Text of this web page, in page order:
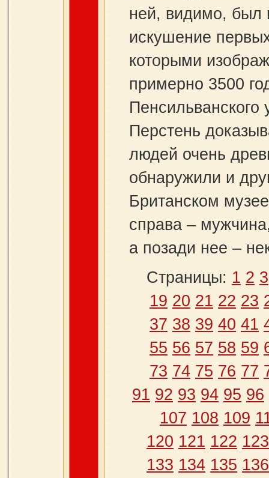
ней, видимо, был
искушение
которыми
примерно 3500
Перстень
людей очень
обнаружили и
Британском
справа –
а позади нее –
Страницы: 1 2 3
19 20 21 22 23
37 38 39 40 41
55 56 57 58 59
73 74 75 76 77
91 92 93 94 95 96
107 108 109
120 121 122 123
133 134 135 136